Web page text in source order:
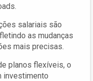
salariais são
as mudanças
mais precisas.
planos flexíveis, o
investimento